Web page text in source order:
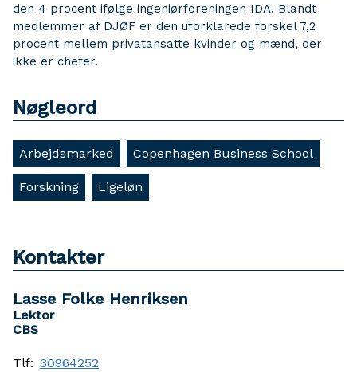
den 4 procent ifølge ingeniørforeningen IDA. Blandt
medlemmer af DJØF er den uforklarede forskel 7,2
procent mellem privatansatte kvinder og mænd, der
ikke er chefer.
Nøgleord
Arbejdsmarked Copenhagen Business School
Forskning Ligeløn
Kontakter
Lasse Folke Henriksen
Lektor
CBS
Tlf: 30964252